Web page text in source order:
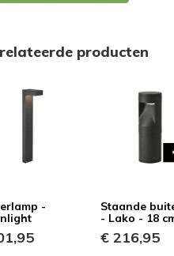
producten
-
Staande
- Lako - 18
€ 216,95